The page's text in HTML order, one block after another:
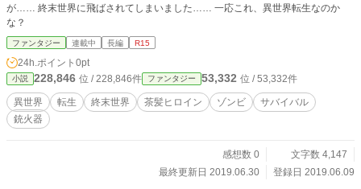
が…… 終末世界に飛ばされてしまいました…… 一応これ、異世界転生なのか
な？
ファンタジー 連載中 長編 R15
24h.ポイント 0pt
小説 228,846 位 / 228,846件 ファンタジー 53,332 位 / 53,332件
異世界 転生 終末世界 茶髪ヒロイン ゾンビ
サバイバル
銃火器
感想数 0
文字数 4,147
最終更新日 2019.06.30
登録日 2019.06.09